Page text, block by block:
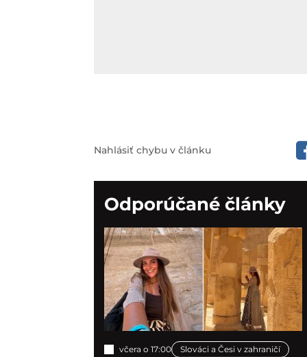
Nahlásiť chybu v článku
Odporúčané články
včera o 17:00 Slováci a Česi v zahraničí